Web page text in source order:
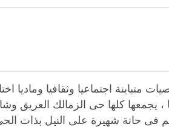
اجتماعيا وثقافيا وماديا
يجمعها كلها حى الزمالك العريق
فى حانة شهيرة على النيل بذات